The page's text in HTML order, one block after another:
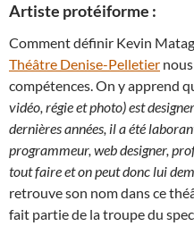
Artiste protéiforme :
Comment définir Kevin
Théâtre Denise-Pelletier
compétences. On y apprend
vidéo, régie et photo) est
dernières années, il a été
programmeur, web designer,
tout faire et on peut donc lui
retrouve son nom dans ce
fait partie de la troupe du